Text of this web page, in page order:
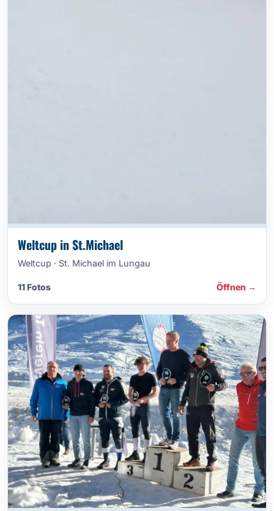
Weltcup in St.Michael
Weltcup · St. Michael im Lungau
11 Fotos Öffnen →